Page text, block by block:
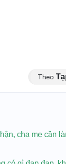
Theo
cha mẹ cần